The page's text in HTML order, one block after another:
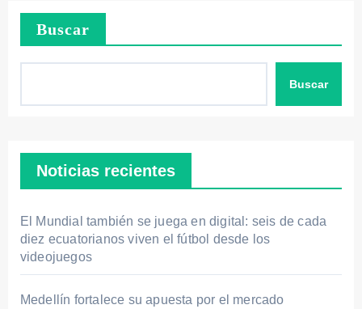
Buscar
Buscar
Noticias recientes
El Mundial también se juega en digital: seis de cada
diez ecuatorianos viven el fútbol desde los
videojuegos
Medellín fortalece su apuesta por el mercado